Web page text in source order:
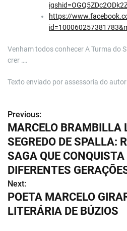
https://
Venham todos conhecer A Turma do
crer ….
Texto enviado por assessoria do autor
N
a
v
e
g
a
Previous:
MARCELO BRAMBILLA
SEGREDO DE SPALLA:
SAGA QUE CONQUISTA
DIFERENTES
Next:
POETA MARCELO
LITERÁRIA DE BÚZIOS